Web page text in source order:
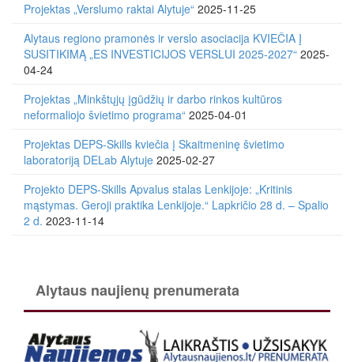
Projektas „Verslumo raktai Alytuje“ 2025-11-25
Alytaus regiono pramonės ir verslo asociacija KVIEČIA Į
SUSITIKIMĄ „ES INVESTICIJOS VERSLUI 2025-2027“ 2025-
04-24
Projektas „Minkštųjų įgūdžių ir darbo rinkos kultūros
neformaliojo švietimo programa“ 2025-04-01
Projektas DEPS-Skills kviečia į Skaitmeninę švietimo
laboratoriją DELab Alytuje 2025-02-27
Projekto DEPS-Skills Apvalus stalas Lenkijoje: „Kritinis
mąstymas. Geroji praktika Lenkijoje.“ Lapkričio 28 d. – Spalio
2 d. 2023-11-14
Alytaus naujienų prenumerata